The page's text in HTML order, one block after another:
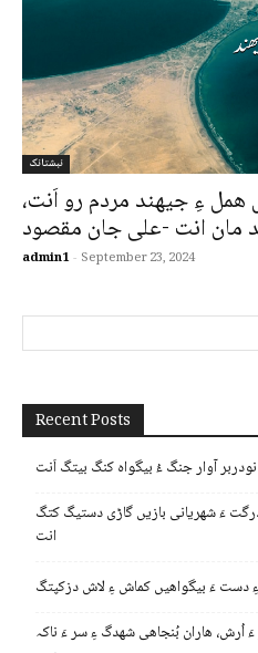
نبشتانک
همل ءِ جیھند مردم رو اَنت،
مان انت -علی جان مقصود
admin1 - September 23, 2024
Recent Posts
آوار جنگ ءُ بیگواہ کنگ بیتگ اَنت
ءَ شھریانی بازیں گاڑی دستیگ کتگ
انت
ءِ دست ءَ بیگواھیں کماش ءِ لاش دزکپتگ
ءَ اُرش، ھاران بُنجاھی شھدگ ءِ سر ءَ ناکہ